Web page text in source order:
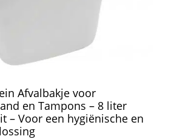
Afvalbakje voor
en Tampons – 8 liter
– Voor een hygiënische en